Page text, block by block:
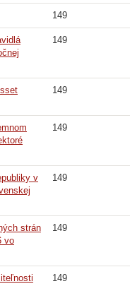
149
149
149
149
v
149
strán
vo
149
149